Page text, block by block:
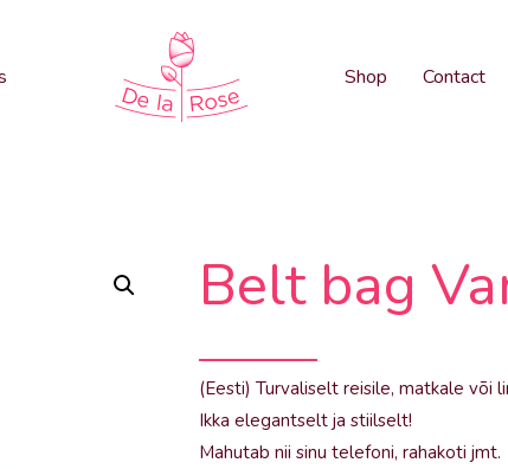
Shop Contact
Belt bag
(Eesti) Turvaliselt reisile, matkale või
Ikka elegantselt ja stiilselt!
Mahutab nii sinu telefoni, rahakoti jmt.